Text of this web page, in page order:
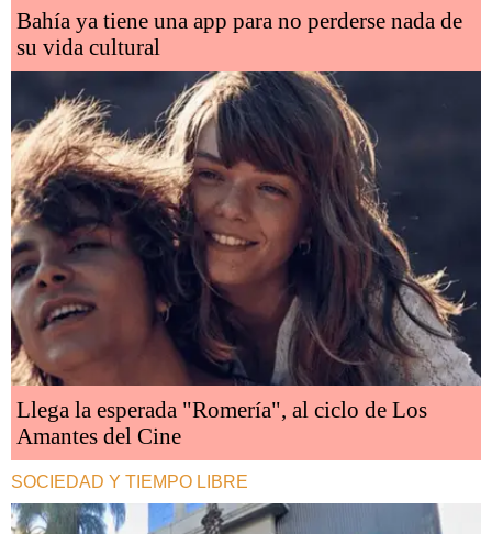
Bahía ya tiene una app para no perderse nada de
su vida cultural
Llega la esperada "Romería", al ciclo de Los
Amantes del Cine
SOCIEDAD Y TIEMPO LIBRE